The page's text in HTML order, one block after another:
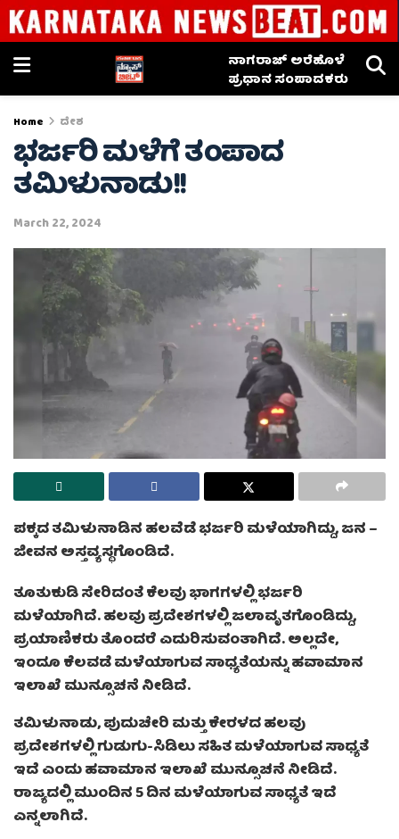
ನಾಗರಾಜ್ ಅರೆಹೊಳೆ
ಪ್ರಧಾನ ಸಂಪಾದಕರು
Home ದೇಶ
ಭರ್ಜರಿ ಮಳೆಗೆ ತಂಪಾದ
ತಮಿಳುನಾಡು!!
March 22, 2024
ಪಕ್ಕದ ತಮಿಳುನಾಡಿನ ಹಲವೆಡೆ ಭರ್ಜರಿ ಮಳೆಯಾಗಿದ್ದು, ಜನ –
ಜೀವನ ಅಸ್ತವ್ಯಸ್ಥಗೊಂಡಿದೆ.
ತೂತುಕುಡಿ ಸೇರಿದಂತೆ ಕೆಲವು ಭಾಗಗಳಲ್ಲಿ ಭರ್ಜರಿ
ಮಳೆಯಾಗಿದೆ. ಹಲವು ಪ್ರದೇಶಗಳಲ್ಲಿ ಜಲಾವೃತಗೊಂಡಿದ್ದು,
ಪ್ರಯಾಣಿಕರು ತೊಂದರೆ ಎದುರಿಸುವಂತಾಗಿದೆ. ಅಲ್ಲದೇ,
ಇಂದೂ ಕೆಲವಡೆ ಮಳೆಯಾಗುವ ಸಾಧ್ಯತೆಯನ್ನು ಹವಾಮಾನ
ಇಲಾಖೆ ಮುನ್ಸೂಚನೆ ನೀಡಿದೆ.
ತಮಿಳುನಾಡು, ಪುದುಚೇರಿ ಮತ್ತು ಕೇರಳದ ಹಲವು
ಪ್ರದೇಶಗಳಲ್ಲಿ ಗುಡುಗು-ಸಿಡಿಲು ಸಹಿತ ಮಳೆಯಾಗುವ ಸಾಧ್ಯತೆ
ಇದೆ ಎಂದು ಹವಾಮಾನ ಇಲಾಖೆ ಮುನ್ಸೂಚನೆ ನೀಡಿದೆ.
ರಾಜ್ಯದಲ್ಲಿ ಮುಂದಿನ 5 ದಿನ ಮಳೆಯಾಗುವ ಸಾಧ್ಯತೆ ಇದೆ
ಎನ್ನಲಾಗಿದೆ.